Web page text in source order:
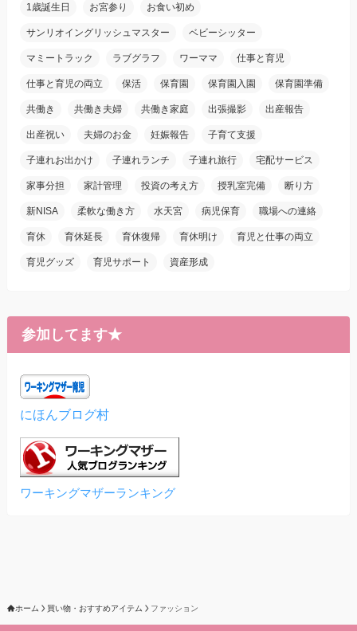
1歳誕生日 お宮参り お食い初め
サンリオイングリッシュマスター ベビーシッター
マミートラック ラブグラフ ワーママ 仕事と育児
仕事と育児の両立 保活 保育園 保育園入園 保育園準備
共働き 共働き夫婦 共働き家庭 出張撮影 出産報告
出産祝い 夫婦のお金 妊娠報告 子育て支援
子連れお出かけ 子連れランチ 子連れ旅行 宅配サービス
家事分担 家計管理 投資の考え方 授乳室完備 断り方
新NISA 柔軟な働き方 水天宮 病児保育 職場への連絡
育休 育休延長 育休復帰 育休明け 育児と仕事の両立
育児グッズ 育児サポート 資産形成
参加してます★
にほんブログ村
ワーキングマザーランキング
ホーム 買い物・おすすめアイテム ファッション